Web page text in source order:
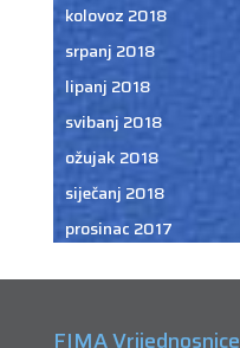
kolovoz 2018
srpanj 2018
lipanj 2018
svibanj 2018
ožujak 2018
siječanj 2018
prosinac 2017
FIMA Vrijednosnice